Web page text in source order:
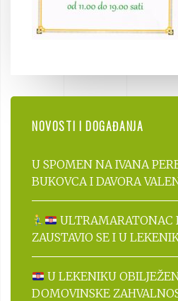
NOVOSTI I DOGAĐANJA
U SPOMEN NA IVANA
BUKOVCA I DAVORA
ULTRAMARATONAC
ZAUSTAVIO SE I U
U LEKENIKU
DOMOVINSKE